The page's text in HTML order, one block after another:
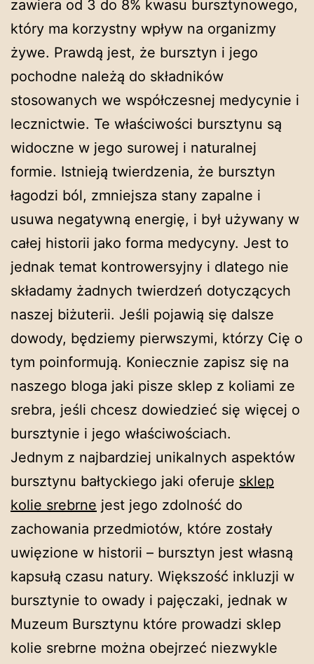
zawiera od 3 do 8% kwasu bursztynowego,
który ma korzystny wpływ na organizmy
żywe. Prawdą jest, że bursztyn i jego
pochodne należą do składników
stosowanych we współczesnej medycynie i
lecznictwie. Te właściwości bursztynu są
widoczne w jego surowej i naturalnej
formie. Istnieją twierdzenia, że bursztyn
łagodzi ból, zmniejsza stany zapalne i
usuwa negatywną energię, i był używany w
całej historii jako forma medycyny. Jest to
jednak temat kontrowersyjny i dlatego nie
składamy żadnych twierdzeń dotyczących
naszej biżuterii. Jeśli pojawią się dalsze
dowody, będziemy pierwszymi, którzy Cię o
tym poinformują. Koniecznie zapisz się na
naszego bloga jaki pisze sklep z koliami ze
srebra, jeśli chcesz dowiedzieć się więcej o
bursztynie i jego właściwościach.
Jednym z najbardziej unikalnych aspektów
bursztynu bałtyckiego jaki oferuje sklep
kolie srebrne jest jego zdolność do
zachowania przedmiotów, które zostały
uwięzione w historii – bursztyn jest własną
kapsułą czasu natury. Większość inkluzji w
bursztynie to owady i pajęczaki, jednak w
Muzeum Bursztynu które prowadzi sklep
kolie srebrne można obejrzeć niezwykle